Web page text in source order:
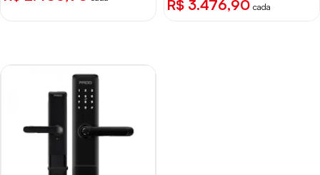
R$ 3.476,90 cada